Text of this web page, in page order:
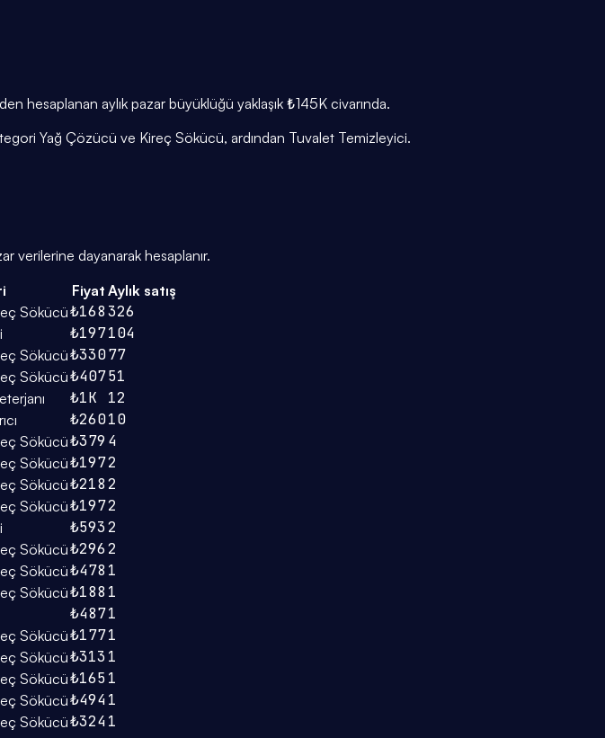
hesaplanan aylık pazar büyüklüğü yaklaşık ₺145K civarında.
Yağ Çözücü ve Kireç Sökücü, ardından Tuvalet Temizleyici.
verilerine dayanarak hesaplanır.
Fiyat Aylık satış
Sökücü₺168326
₺197104
Sökücü₺33077
Sökücü₺40751
₺1K
12
₺26010
Sökücü₺379 4
Sökücü₺1972
Sökücü₺2182
Sökücü₺1972
₺5932
Sökücü₺2962
Sökücü₺478 1
Sökücü₺188 1
₺4871
Sökücü₺1771
Sökücü₺3131
Sökücü₺1651
Sökücü₺4941
Sökücü₺3241